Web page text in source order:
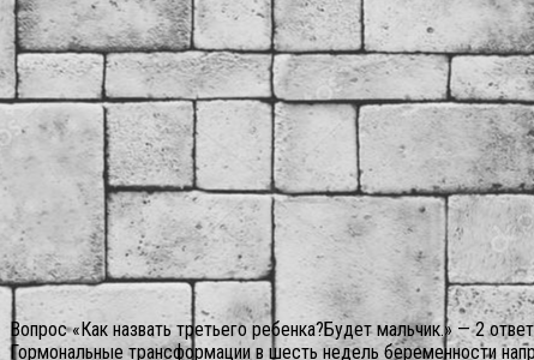
Вопрос «Как назвать третьего ребенка?Будет мальчик.» — 2
Гормональные трансформации в шесть недель беременности